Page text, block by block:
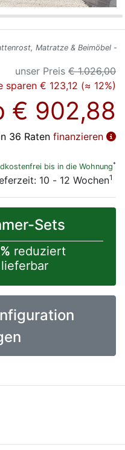
Matratze & Beimöbel -
unser Preis € 1.026,00
sparen € 123,12 (≈ 12%)
€ 902,88
36 Raten finanzieren
bis in die Wohnung*
10 - 12 Wochen1
Sets
reduziert